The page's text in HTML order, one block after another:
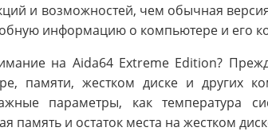
и возможностей, чем обычная
информацию о компьютере и его
на Aida64 Extreme Edition?
памяти, жестком диске и других
параметры, как температура
память и остаток места на жестком